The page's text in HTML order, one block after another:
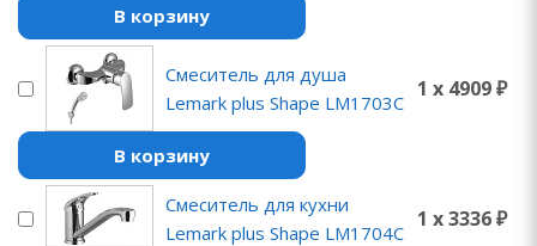
В корзину
Смеситель для душа
Lemark plus Shape LM1703C
1 x 4909 ₽
В корзину
Смеситель для кухни
Lemark plus Shape LM1704C
1 x 3336 ₽